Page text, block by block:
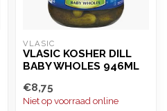
VLASIC
VLASIC KOSHER DILL
BABY WHOLES 946ML
€8,75
Niet op voorraad online